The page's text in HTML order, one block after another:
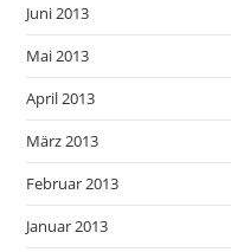
Juni 2013
Mai 2013
April 2013
März 2013
Februar 2013
Januar 2013